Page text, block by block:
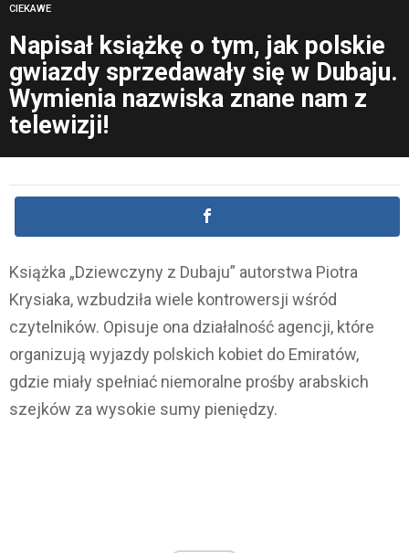
CIEKAWE
Napisał książkę o tym, jak polskie
gwiazdy sprzedawały się w Dubaju.
Wymienia nazwiska znane nam z
telewizji!
Książka „Dziewczyny z Dubaju” autorstwa Piotra
Krysiaka, wzbudziła wiele kontrowersji wśród
czytelników. Opisuje ona działalność agencji, które
organizują wyjazdy polskich kobiet do Emiratów,
gdzie miały spełniać niemoralne prośby arabskich
szejków za wysokie sumy pieniędzy.